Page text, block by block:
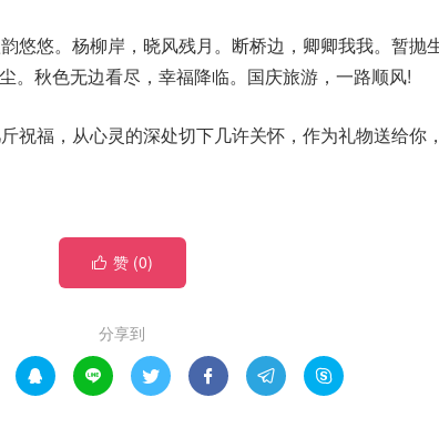
悠悠。杨柳岸，晓风残月。断桥边，卿卿我我。暂抛
。秋色无边看尽，幸福降临。国庆旅游，一路顺风!
祝福，从心灵的深处切下几许关怀，作为礼物送给你
 赞 (0)
分享到
     